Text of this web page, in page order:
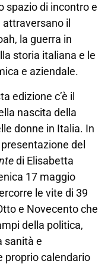
spazio di incontro e
il
la guerra in
storia italiana e le
e aziendale.
edizione c’è il
nascita della
donne in Italia. In
del
di Elisabetta
17 maggio
le vite di 39
e Novecento che
della politica,
sanità e
proprio calendario